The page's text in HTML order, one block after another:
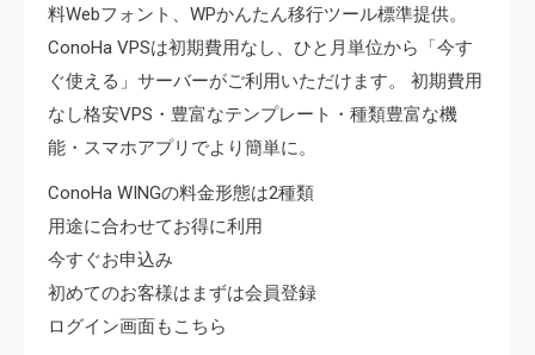
料Webフォント、WPかんたん移行ツール標準提供。
ConoHa VPSは初期費用なし、ひと月単位から「今す
ぐ使える」サーバーがご利用いただけます。 初期費用
なし格安VPS・豊富なテンプレート・種類豊富な機
能・スマホアプリでより簡単に。
ConoHa WINGの料金形態は2種類
用途に合わせてお得に利用
今すぐお申込み
初めてのお客様はまずは会員登録
ログイン画面もこちら